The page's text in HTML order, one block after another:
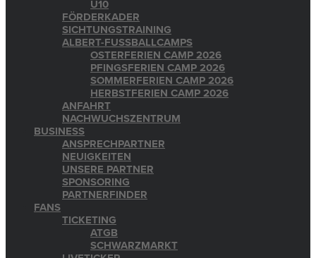
U10
FÖRDERKADER
SICHTUNGSTRAINING
ALBERT-FUSSBALLCAMPS
OSTERFERIEN CAMP 2026
PFINGSFERIEN CAMP 2026
SOMMERFERIEN CAMP 2026
HERBSTFERIEN CAMP 2026
ANFAHRT
NACHWUCHSZENTRUM
BUSINESS
ANSPRECHPARTNER
NEUIGKEITEN
UNSERE PARTNER
SPONSORING
PARTNERFINDER
FANS
TICKETING
ATGB
SCHWARZMARKT